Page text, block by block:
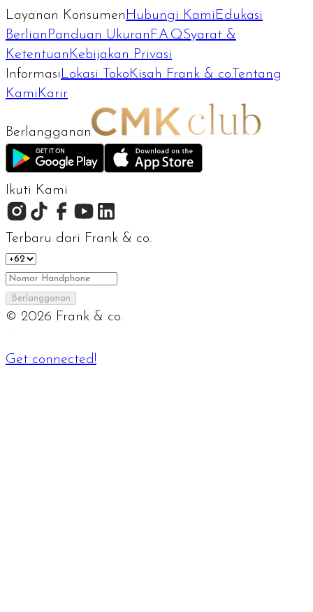
Layanan Konsumen Hubungi Kami Edukasi
Berlian Panduan Ukuran F.A.QSyarat &
Ketentuan Kebijakan Privasi
Informasi Lokasi Toko Kisah Frank & co.Tentang
Kami Karir
Berlangganan
Ikuti Kami
Terbaru dari Frank & co.
Berlangganan
© 2026 Frank & co.
Get connected!